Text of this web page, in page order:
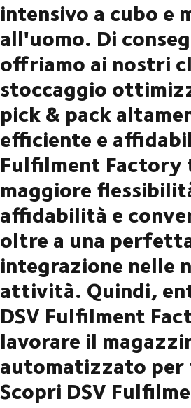
intensivo a cubo e
all'uomo. Di
offriamo ai nostri
stoccaggio
pick & pack
efficiente e
Fulfilment
maggiore
affidabilità e
oltre a una
integrazione nelle
attività. Quindi,
DSV Fulfilment
lavorare il
automatizzato per
Scopri DSV